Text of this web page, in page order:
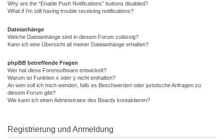
Why are the “Enable Push Notifications” buttons disabled?
What if I’m still having trouble receiving notifications?
Dateianhänge
Welche Dateianhänge sind in diesem Forum zulässig?
Kann ich eine Übersicht all meiner Dateianhänge erhalten?
phpBB betreffende Fragen
Wer hat diese Forensoftware entwickelt?
Warum ist Funktion x oder y nicht enthalten?
An wen soll ich mich wenden, falls es Beschwerden oder juristische Anfragen zu
diesem Forum gibt?
Wie kann ich einen Administrator des Boards kontaktieren?
Registrierung und Anmeldung